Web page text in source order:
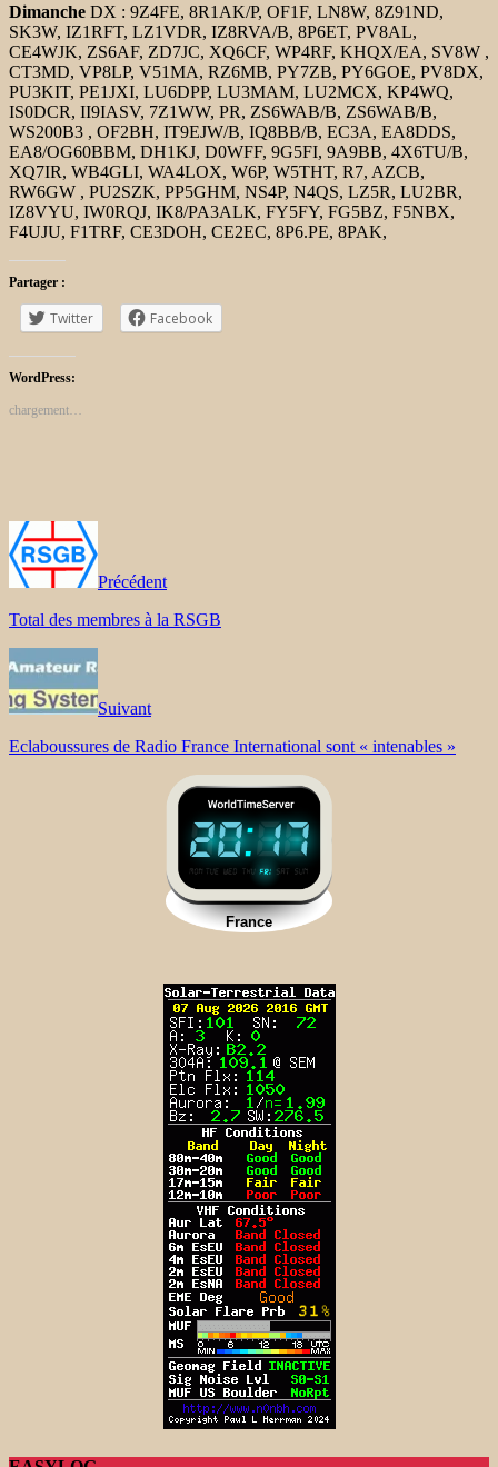
Dimanche DX : 9Z4FE, 8R1AK/P, OF1F, LN8W, 8Z91ND,
SK3W, IZ1RFT, LZ1VDR, IZ8RVA/B, 8P6ET, PV8AL,
CE4WJK, ZS6AF, ZD7JC, XQ6CF, WP4RF, KHQX/EA, SV8W ,
CT3MD, VP8LP, V51MA, RZ6MB, PY7ZB, PY6GOE, PV8DX,
PU3KIT, PE1JXI, LU6DPP, LU3MAM, LU2MCX, KP4WQ,
IS0DCR, II9IASV, 7Z1WW, PR, ZS6WAB/B, ZS6WAB/B,
WS200B3 , OF2BH, IT9EJW/B, IQ8BB/B, EC3A, EA8DDS,
EA8/OG60BBM, DH1KJ, D0WFF, 9G5FI, 9A9BB, 4X6TU/B,
XQ7IR, WB4GLI, WA4LOX, W6P, W5THT, R7, AZCB,
RW6GW , PU2SZK, PP5GHM, NS4P, N4QS, LZ5R, LU2BR,
IZ8VYU, IW0RQJ, IK8/PA3ALK, FY5FY, FG5BZ, F5NBX,
F4UJU, F1TRF, CE3DOH, CE2EC, 8P6.PE, 8PAK,
Partager :
Twitter Facebook
WordPress:
chargement…
Précédent
Total des membres à la RSGB
Suivant
Eclaboussures de Radio France International sont « intenables »